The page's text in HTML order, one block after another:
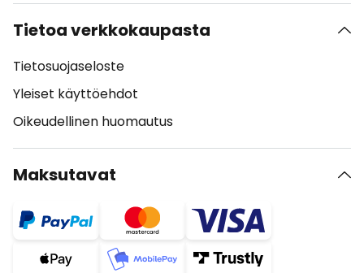
Tietoa verkkokaupasta
Tietosuojaseloste
Yleiset käyttöehdot
Oikeudellinen huomautus
Maksutavat